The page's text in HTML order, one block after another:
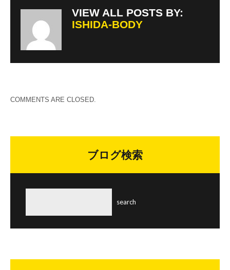
VIEW ALL POSTS BY:
ISHIDA-BODY
COMMENTS ARE CLOSED.
ブログ検索